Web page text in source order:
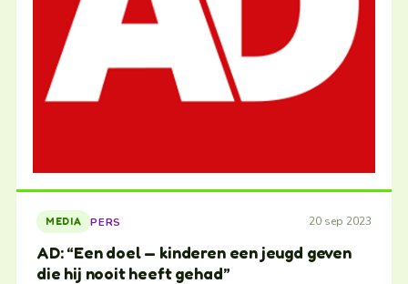
MEDIA PERS 20 sep 2023
AD: “Een doel — kinderen een jeugd geven
die hij nooit heeft gehad”